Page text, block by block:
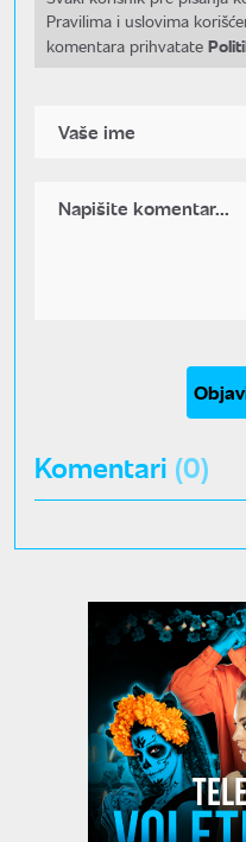
Pravilima i uslovima
komentara prihvatate
Komentari (0)